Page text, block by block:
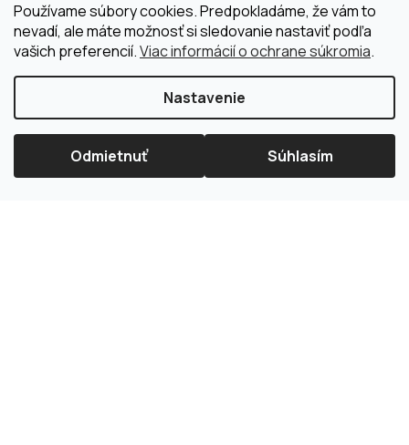
Používame súbory cookies. Predpokladáme, že vám to
nevadí, ale máte možnosť si sledovanie nastaviť podľa
vašich preferencií.Viac informácií o ochrane súkromia.
Nastavenie
Odmietnuť Súhlasím